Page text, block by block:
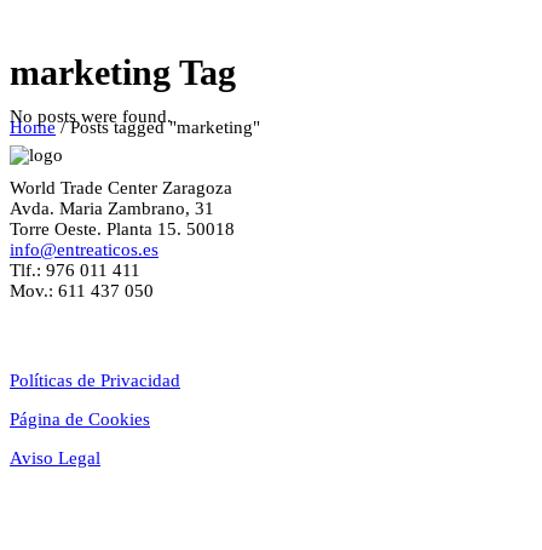
marketing Tag
Home/Posts tagged "marketing"
No posts were found.
World Trade Center Zaragoza
Avda. Maria Zambrano, 31
Torre Oeste. Planta 15. 50018
info@entreaticos.es
Tlf.: 976 011 411
Mov.: 611 437 050
Políticas de Privacidad
Página de Cookies
Aviso Legal